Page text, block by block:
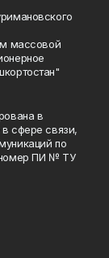
массовой
в
сфере связи,
по
номер ПИ № ТУ